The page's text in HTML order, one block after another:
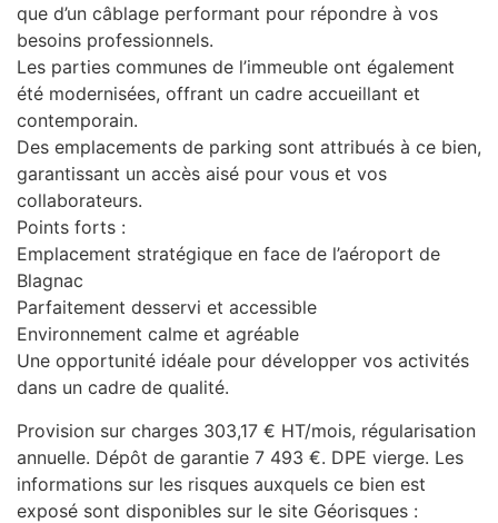
que d’un câblage performant pour répondre à vos
besoins professionnels.
Les parties communes de l’immeuble ont également
été modernisées, offrant un cadre accueillant et
contemporain.
Des emplacements de parking sont attribués à ce bien,
garantissant un accès aisé pour vous et vos
collaborateurs.
Points forts :
Emplacement stratégique en face de l’aéroport de
Blagnac
Parfaitement desservi et accessible
Environnement calme et agréable
Une opportunité idéale pour développer vos activités
dans un cadre de qualité.
Provision sur charges 303,17 € HT/mois, régularisation
annuelle. Dépôt de garantie 7 493 €. DPE vierge. Les
informations sur les risques auxquels ce bien est
exposé sont disponibles sur le site Géorisques :